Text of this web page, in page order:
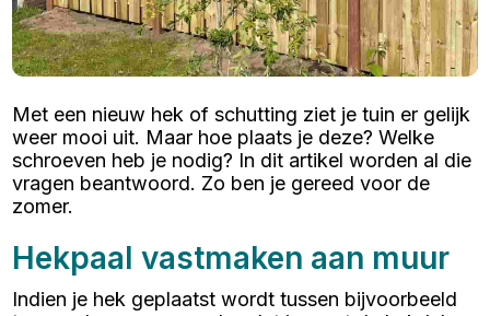
Met een nieuw hek of schutting ziet je tuin er gelijk
weer mooi uit. Maar hoe plaats je deze? Welke
schroeven heb je nodig? In dit artikel worden al die
vragen beantwoord. Zo ben je gereed voor de
zomer.
Hekpaal vastmaken aan muur
Indien je hek geplaatst wordt tussen bijvoorbeeld